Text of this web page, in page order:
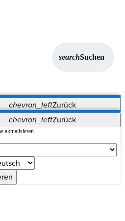
searchSuchen
chevron_leftZurück
OrthoPedia Patient
Synergy-Bildgebung und -Resektion
chevron_leftZurück
aktualisieren